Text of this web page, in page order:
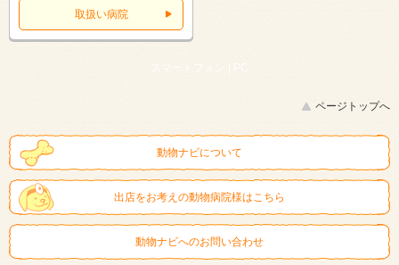
取扱い病院
スマートフォン | PC
ページトップへ
動物ナビについて
出店をお考えの動物病院様はこちら
動物ナビへのお問い合わせ